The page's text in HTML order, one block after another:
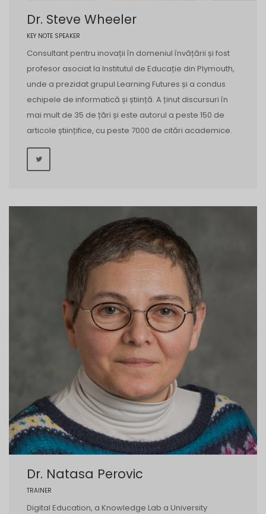
Dr. Steve Wheeler
KEY NOTE SPEAKER
Consultant pentru inovații în domeniul învățării și fost
profesor asociat la Institutul de Educație din Plymouth,
unde a prezidat grupul Learning Futures și a condus
echipele de informatică și știință. A ținut discursuri în
mai mult de 35 de țări și este autorul a peste 150 de
articole științifice, cu peste 7000 de citări academice.
Dr. Natasa Perovic
TRAINER
Digital Education, a Knowledge Lab a University